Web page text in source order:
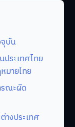
บัน
ประเทศไทย
มายไทย
รณะผิด
างประเทศ